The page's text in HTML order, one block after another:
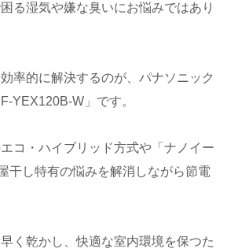
る湿気や嫌な臭いにお悩みではあり
率的に解決するのが、パナソニック
YEX120B-W」です。
コ・ハイブリッド方式や「ナノイー
干し特有の悩みを解消しながら節電
く乾かし、快適な室内環境を保つた